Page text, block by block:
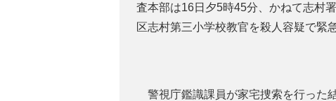
査本部は16日夕5時45分、かねて志村
区志村第三小学校教官を殺人容疑で緊
警視庁鑑識課員が家宅捜索を行った